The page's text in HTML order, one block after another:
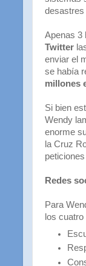
desastres
Apenas 3
Twitter
enviar el
se había
millones
Si bien
Wendy
enorme
la Cruz
Redes
Para
los